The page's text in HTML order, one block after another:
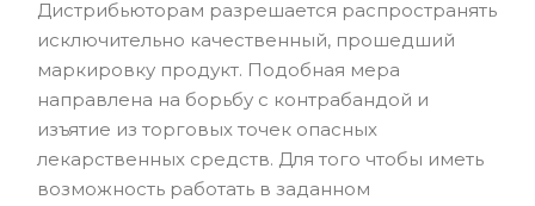
Дистрибьюторам разрешается распространять
исключительно качественный, прошедший
маркировку продукт. Подобная мера
направлена на борьбу с контрабандой и
изъятие из торговых точек опасных
лекарственных средств. Для того чтобы иметь
возможность работать в заданном